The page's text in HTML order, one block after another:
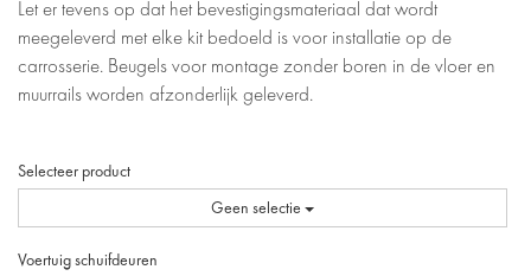
Let er tevens op dat het bevestigingsmateriaal dat wordt
meegeleverd met elke kit bedoeld is voor installatie op de
carrosserie. Beugels voor montage zonder boren in de vloer en
muurrails worden afzonderlijk geleverd.
Selecteer product
Geen selectie
Voertuig schuifdeuren